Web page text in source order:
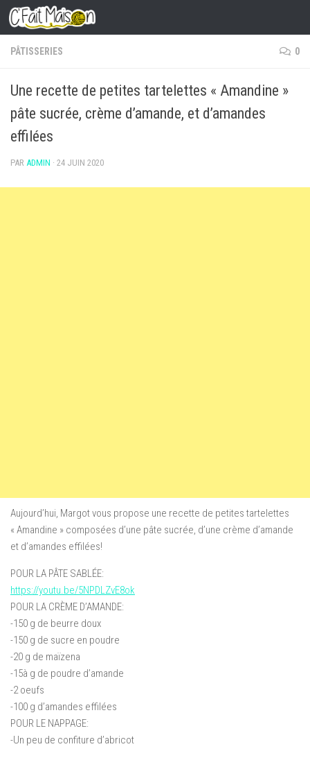
Skip to content
PÂTISSERIES 0
Une recette de petites tartelettes « Amandine »
pâte sucrée, crème d’amande, et d’amandes
effilées
PAR ADMIN · 24 JUIN 2020
Aujourd’hui, Margot vous propose une recette de petites tartelettes
« Amandine » composées d’une pâte sucrée, d’une crème d’amande
et d’amandes effilées!
POUR LA PÂTE SABLÉE:
https://youtu.be/5NPDLZvE8ok
POUR LA CRÈME D’AMANDE:
-150 g de beurre doux
-150 g de sucre en poudre
-20 g de maïzena
-15à g de poudre d’amande
-2 oeufs
-100 g d’amandes effilées
POUR LE NAPPAGE:
-Un peu de confiture d’abricot